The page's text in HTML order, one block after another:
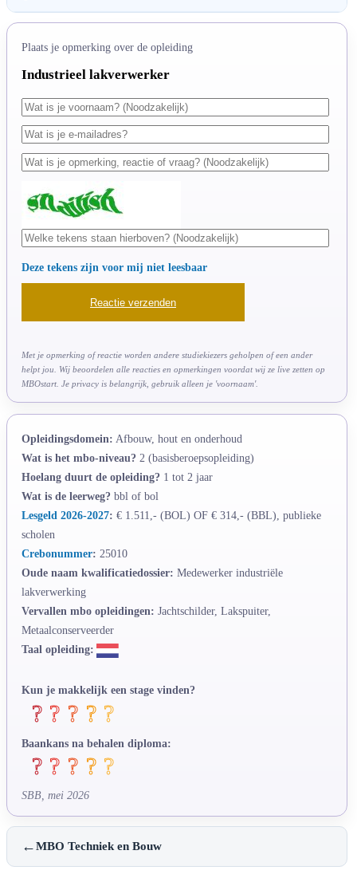
Plaats je opmerking over de opleiding
Industrieel lakverwerker
Deze tekens zijn voor mij niet leesbaar
Met je opmerking of reactie worden andere studiekiezers geholpen of een ander
helpt jou. Wij beoordelen alle reacties en opmerkingen voordat wij ze live zetten op
MBOstart. Je privacy is belangrijk, gebruik alleen je 'voornaam'.
Opleidingsdomein: Afbouw, hout en onderhoud
Wat is het mbo-niveau? 2 (basisberoepsopleiding)
Hoelang duurt de opleiding? 1 tot 2 jaar
Wat is de leerweg? bbl of bol
Lesgeld 2026-2027: € 1.511,- (BOL) OF € 314,- (BBL), publieke
scholen
Crebonummer: 25010
Oude naam kwalificatiedossier: Medewerker industriële
lakverwerking
Vervallen mbo opleidingen: Jachtschilder, Lakspuiter,
Metaalconserveerder
Taal opleiding:
Kun je makkelijk een stage vinden?
Baankans na behalen diploma:
SBB, mei 2026
←MBO Techniek en Bouw